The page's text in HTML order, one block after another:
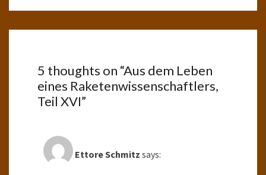
5 thoughts on “Aus dem Leben
eines Raketenwissenschaftlers,
Teil XVI”
Ettore Schmitz says: